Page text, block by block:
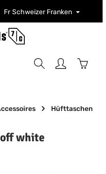
Fr Schweizer Franken
Hüfttaschen
white